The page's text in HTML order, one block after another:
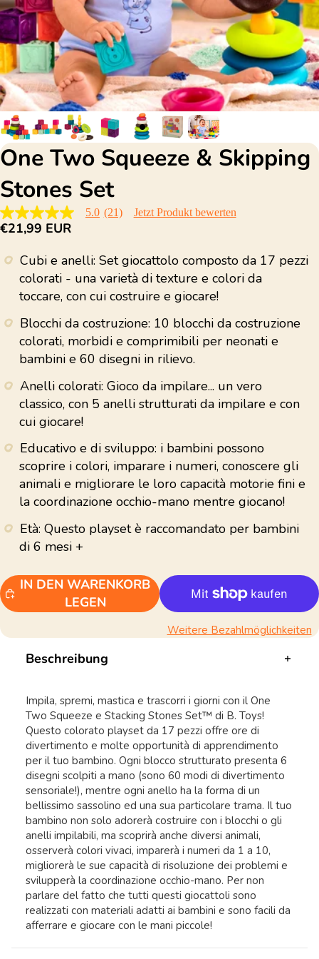
One Two Squeeze & Skipping
Stones Set
5.0
von
Sternen,
Durchschnittswert
Bewertung.
Read
Reviews.
Link
derselben
Seite.
5.0 (21) Jetzt Produkt bewerten
€21,99 EUR
Cubi e anelli: Set giocattolo composto da 17 pezzi
colorati - una varietà di texture e colori da
toccare, con cui costruire e giocare!
Blocchi da costruzione: 10 blocchi da costruzione
colorati, morbidi e comprimibili per neonati e
bambini e 60 disegni in rilievo.
Anelli colorati: Gioco da impilare... un vero
classico, con 5 anelli strutturati da impilare e con
cui giocare!
Educativo e di sviluppo: i bambini possono
scoprire i colori, imparare i numeri, conoscere gli
animali e migliorare le loro capacità motorie fini e
la coordinazione occhio-mano mentre giocano!
Età: Questo playset è raccomandato per bambini
di 6 mesi +
IN DEN WARENKORB
LEGEN
Weitere Bezahlmöglichkeiten
Beschreibung
Impila, spremi, mastica e trascorri i giorni con il One
Two Squeeze e Stacking Stones Set™ di B. Toys!
Questo colorato playset da 17 pezzi offre ore di
divertimento e molte opportunità di apprendimento
per il tuo bambino. Ogni blocco strutturato presenta 6
disegni scolpiti a mano (sono 60 modi di divertimento
sensoriale!), mentre ogni anello ha la forma di un
bellissimo sassolino ed una sua particolare trama. Il tuo
bambino non solo adorerà costruire con i blocchi o gli
anelli impilabili, ma scoprirà anche diversi animali,
osserverà colori vivaci, imparerà i numeri da 1 a 10,
migliorerà le sue capacità di risoluzione dei problemi e
svilupperà la coordinazione occhio-mano. Per non
parlare del fatto che tutti questi giocattoli sono
realizzati con materiali adatti ai bambini e sono facili da
afferrare e giocare con le mani piccole!